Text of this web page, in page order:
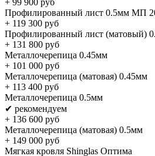
Профилированный лист 0.5мм МП
+ 119 300 руб
Профилированный лист (матовый)
+ 131 800 руб
Металлочерепица 0.45мм
+ 101 000 руб
Металлочерепица (матовая) 0.45мм
+ 113 400 руб
Металлочерепица 0.5мм
✔ рекомендуем
+ 136 600 руб
Металлочерепица (матовая) 0.5мм
+ 149 000 руб
Мягкая кровля Shinglas Оптима